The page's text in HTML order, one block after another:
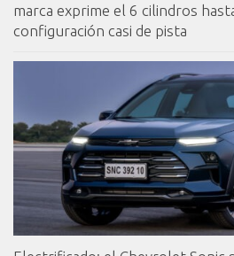
marca exprime el 6 cilindros
configuración casi de pista